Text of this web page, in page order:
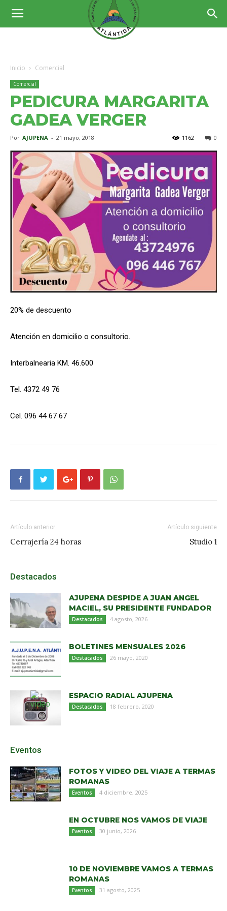
Inicio Comercial
Comercial
PEDICURA MARGARITA
GADEA VERGER
Por AJUPENA - 21 mayo, 2018 0
1162
20% de descuento
Atención en domicilio o consultorio.
Interbalnearia KM. 46.600
Tel. 4372 49 76
Cel. 096 44 67 67
Artículo anterior
Cerrajería 24 horas
Artículo siguiente
Studio 1
Destacados
AJUPENA DESPIDE A JUAN ANGEL
MACIEL, SU PRESIDENTE FUNDADOR
Destacados 4 agosto, 2026
BOLETINES MENSUALES 2026
Destacados 26 mayo, 2020
ESPACIO RADIAL AJUPENA
Destacados 18 febrero, 2020
Eventos
FOTOS Y VIDEO DEL VIAJE A TERMAS
ROMANAS
Eventos 4 diciembre, 2025
EN OCTUBRE NOS VAMOS DE VIAJE
Eventos 30 junio, 2026
10 DE NOVIEMBRE VAMOS A TERMAS
ROMANAS
Eventos 31 agosto, 2025